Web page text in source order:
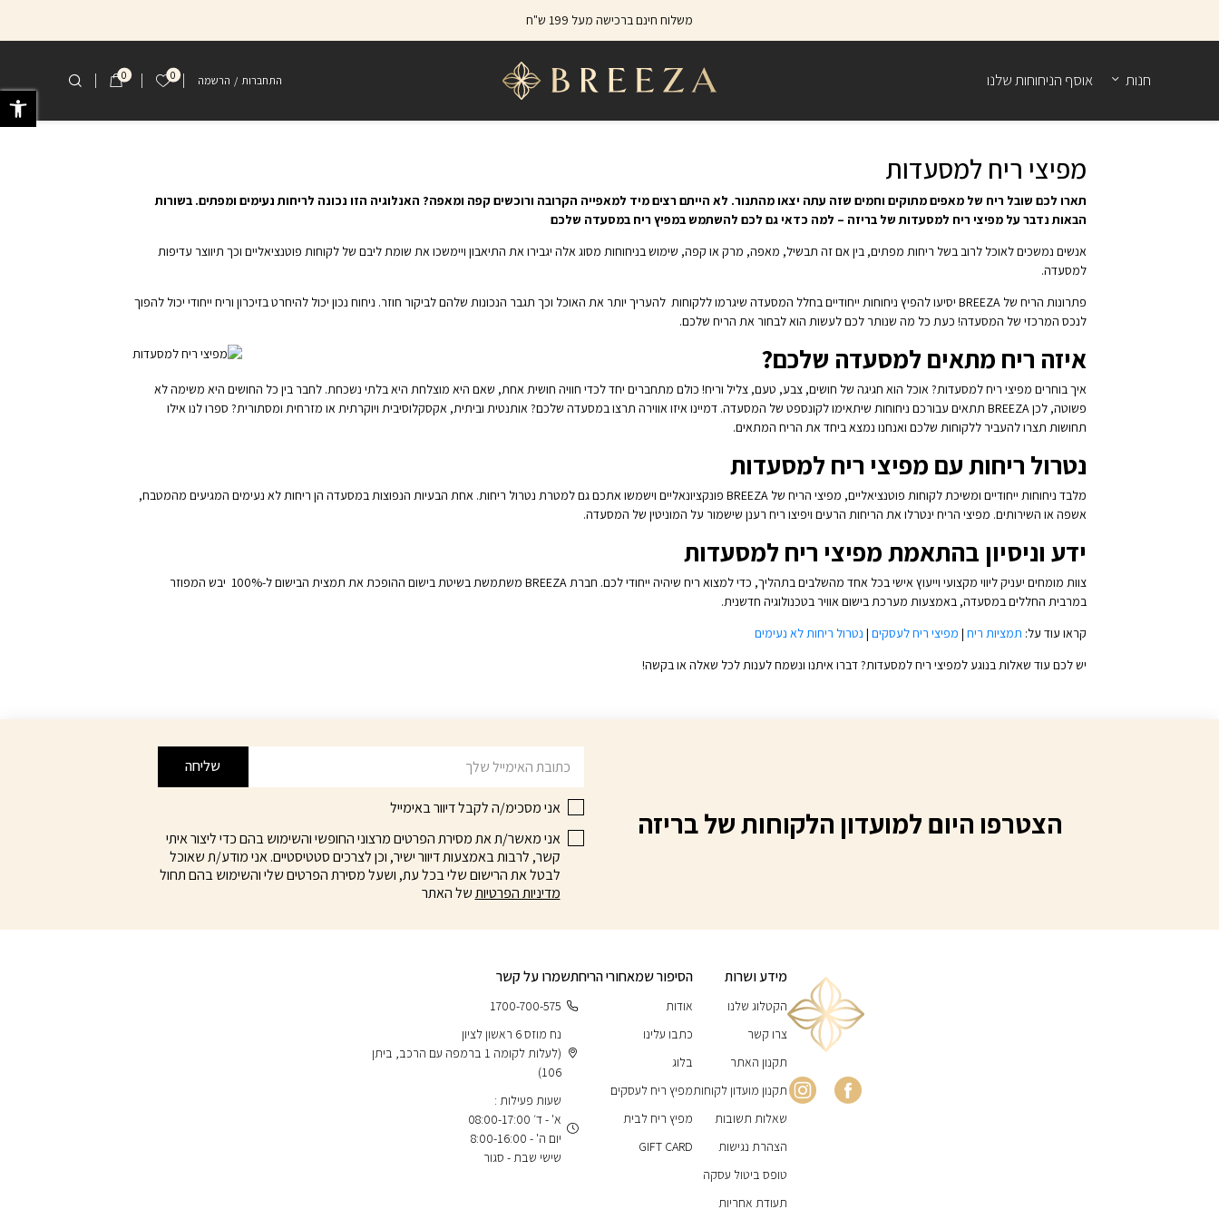
משלוח חינם ברכישה מעל 199 ש"ח
חנות אוסף הניחוחות שלנו התחברות / הרשמה 0הרשימה שלי
0
מפיצי ריח למסעדות
תארו לכם שובל ריח של מאפים מתוקים וחמים שזה עתה יצאו מהתנור. לא הייתם רצים מיד למאפייה הקרובה ורוכשים קפה ומאפה? האנלוגיה הזו נכונה לריחות נעימים ומפתים. בשורות
הבאות נדבר על מפיצי ריח למסעדות של בריזה – למה כדאי גם לכם להשתמש במפיץ ריח במסעדה שלכם
אנשים נמשכים לאוכל לרוב בשל ריחות מפתים, בין אם זה תבשיל, מאפה, מרק או קפה, שימוש בניחוחות מסוג אלה יגבירו את התיאבון ויימשכו את שומת ליבם של לקוחות פוטנציאליים וכך תיווצר עדיפות
למסעדה.
פתרונות הריח של BREEZA יסיעו להפיץ ניחוחות ייחודיים בחלל המסעדה שיגרמו ללקוחות להעריך יותר את האוכל וכך תגבר הנכונות שלהם לביקור חוזר. ניחוח נכון יכול להיחרט בזיכרון וריח ייחודי יכול להפוך
לנכס המרכזי של המסעדה! כעת כל מה שנותר לכם לעשות הוא לבחור את הריח שלכם.
איזה ריח מתאים למסעדה שלכם?
איך בוחרים מפיצי ריח למסעדות? אוכל הוא חגיגה של חושים, צבע, טעם, צליל וריח! כולם מתחברים יחד לכדי חוויה חושית אחת, שאם היא מוצלחת היא בלתי נשכחת. לחבר בין כל החושים היא משימה לא
פשוטה, לכן BREEZA תתאים עבורכם ניחוחות שיתאימו לקונספט של המסעדה. דמיינו איזו אווירה תרצו במסעדה שלכם? אותנטית וביתית, אקסקלוסיבית ויוקרתית או מזרחית ומסתורית? ספרו לנו אילו
תחושות תצרו להעביר ללקוחות שלכם ואנחנו נמצא ביחד את הריח המתאים.
נטרול ריחות עם מפיצי ריח למסעדות
מלבד ניחוחות ייחודיים ומשיכת לקוחות פוטנציאליים, מפיצי הריח של BREEZA פונקציונאליים וישמשו אתכם גם למטרת נטרול ריחות. אחת הבעיות הנפוצות במסעדה הן ריחות לא נעימים המגיעים מהמטבח,
אשפה או השירותים. מפיצי הריח ינטרלו את הריחות הרעים ויפיצו ריח רענן שישמור על המוניטין של המסעדה.
ידע וניסיון בהתאמת מפיצי ריח למסעדות
צוות מומחים יעניק ליווי מקצועי וייעוץ אישי בכל אחד מהשלבים בתהליך, כדי למצוא ריח שיהיה ייחודי לכם. חברת BREEZA משתמשת בשיטת בישום ההופכת את תמצית הבישום ל-100% יבש המפוזר
במרבית החללים במסעדה, באמצעות מערכת בישום אוויר בטכנולוגיה חדשנית.
קראו עוד על: תמציות ריח | מפיצי ריח לעסקים | נטרול ריחות לא נעימים
יש לכם עוד שאלות בנוגע למפיצי ריח למסעדות? דברו איתנו ונשמח לענות לכל שאלה או בקשה!
הצטרפו היום למועדון הלקוחות של בריזה
שליחה
אני מסכימ/ה לקבל דיוור באימייל
אני מאשר/ת את מסירת הפרטים מרצוני החופשי והשימוש בהם כדי ליצור איתי
קשר, לרבות באמצעות דיוור ישיר, וכן לצרכים סטטיסטיים. אני מודע/ת שאוכל
לבטל את הרישום שלי בכל עת, ושעל מסירת הפרטים שלי והשימוש בהם תחול
מדיניות הפרטיותשל האתר
מידע ושרות
הקטלוג שלנו
צרו קשר
תקנון האתר
תקנון מועדון לקוחות
שאלות תשובות
הצהרת נגישות
טופס ביטול עסקה
תעודת אחריות
הסיפור שמאחורי הריח
אודות
כתבו עלינו
בלוג
מפיץ ריח לעסקים
מפיץ ריח לבית
GIFT CARD
תשמרו על קשר
1700-700-575
נח מוזס 6 ראשון לציון
(לעלות לקומה 1 ברמפה עם הרכב, ביתן
106)
שעות פעילות :
א' - ד׳ 08:00-17:00
יום ה' - 8:00-16:00
שישי שבת - סגור